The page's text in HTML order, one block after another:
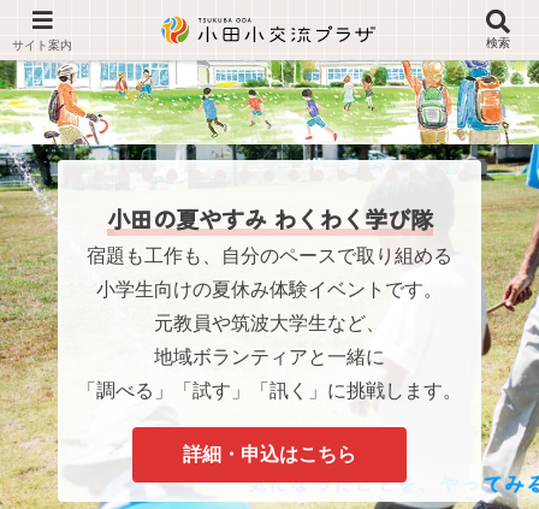
小田の夏やすみ わくわく学び隊
宿題も工作も、自分のペースで取り組める
小学生向けの夏休み体験イベントです。
元教員や筑波大学生など、
地域ボランティアと一緒に
「調べる」「試す」「訊く」に挑戦します。
詳細・申込はこちら
検索